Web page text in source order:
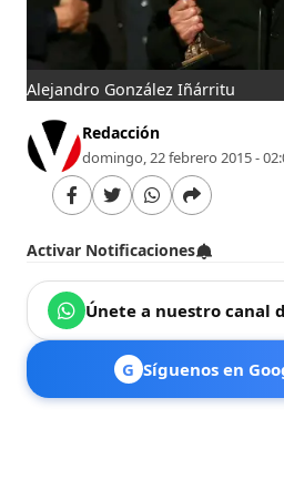
Alejandro González Iñárritu
Redacción
domingo, 22 febrero 2015 -
Activar Notificaciones
Únete a nuestro canal
G Síguenos en